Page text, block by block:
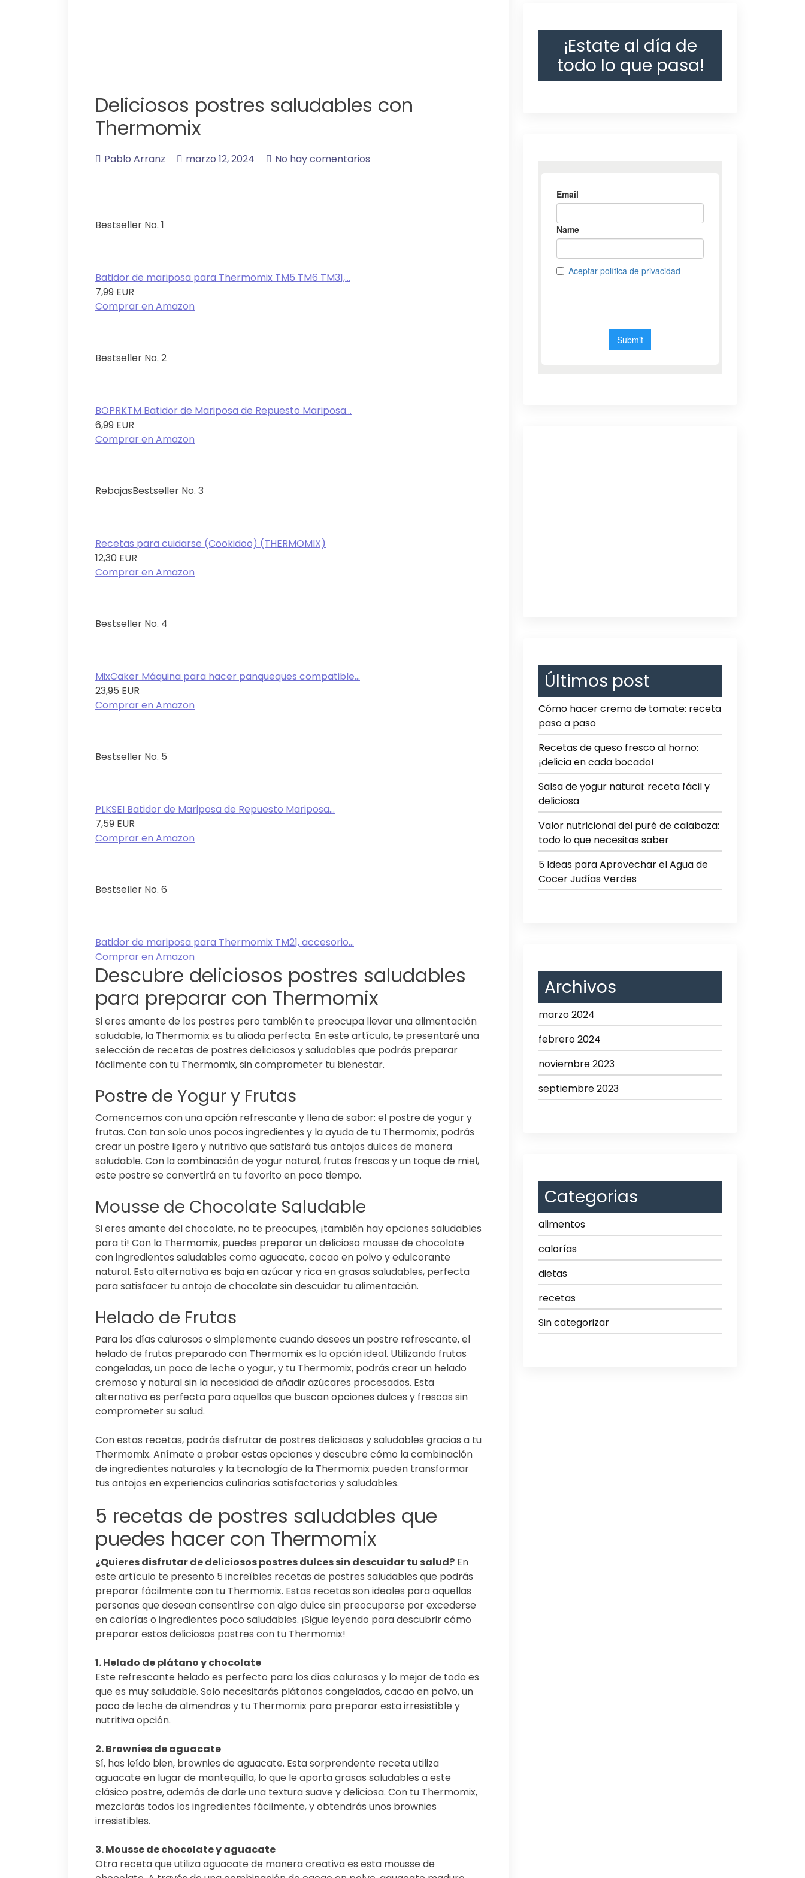
Deliciosos postres saludables con
Thermomix
Pablo Arranz marzo 12, 2024 No hay comentarios
Bestseller No. 1
Batidor de mariposa para Thermomix TM5 TM6 TM31,...
7,99 EUR
Comprar en Amazon
Bestseller No. 2
BOPRKTM Batidor de Mariposa de Repuesto Mariposa...
6,99 EUR
Comprar en Amazon
RebajasBestseller No. 3
Recetas para cuidarse (Cookidoo) (THERMOMIX)
12,30 EUR
Comprar en Amazon
Bestseller No. 4
MixCaker Máquina para hacer panqueques compatible...
23,95 EUR
Comprar en Amazon
Bestseller No. 5
PLKSEI Batidor de Mariposa de Repuesto Mariposa...
7,59 EUR
Comprar en Amazon
Bestseller No. 6
Batidor de mariposa para Thermomix TM21, accesorio...
Comprar en Amazon
Descubre deliciosos postres saludables
para preparar con Thermomix
Si eres amante de los postres pero también te preocupa llevar una alimentación
saludable, la Thermomix es tu aliada perfecta. En este artículo, te presentaré una
selección de recetas de postres deliciosos y saludables que podrás preparar
fácilmente con tu Thermomix, sin comprometer tu bienestar.
Postre de Yogur y Frutas
Comencemos con una opción refrescante y llena de sabor: el postre de yogur y
frutas. Con tan solo unos pocos ingredientes y la ayuda de tu Thermomix, podrás
crear un postre ligero y nutritivo que satisfará tus antojos dulces de manera
saludable. Con la combinación de yogur natural, frutas frescas y un toque de miel,
este postre se convertirá en tu favorito en poco tiempo.
Mousse de Chocolate Saludable
Si eres amante del chocolate, no te preocupes, ¡también hay opciones saludables
para ti! Con la Thermomix, puedes preparar un delicioso mousse de chocolate
con ingredientes saludables como aguacate, cacao en polvo y edulcorante
natural. Esta alternativa es baja en azúcar y rica en grasas saludables, perfecta
para satisfacer tu antojo de chocolate sin descuidar tu alimentación.
Helado de Frutas
Para los días calurosos o simplemente cuando desees un postre refrescante, el
helado de frutas preparado con Thermomix es la opción ideal. Utilizando frutas
congeladas, un poco de leche o yogur, y tu Thermomix, podrás crear un helado
cremoso y natural sin la necesidad de añadir azúcares procesados. Esta
alternativa es perfecta para aquellos que buscan opciones dulces y frescas sin
comprometer su salud.
Con estas recetas, podrás disfrutar de postres deliciosos y saludables gracias a tu
Thermomix. Anímate a probar estas opciones y descubre cómo la combinación
de ingredientes naturales y la tecnología de la Thermomix pueden transformar
tus antojos en experiencias culinarias satisfactorias y saludables.
5 recetas de postres saludables que
puedes hacer con Thermomix
¿Quieres disfrutar de deliciosos postres dulces sin descuidar tu salud? En
este artículo te presento 5 increíbles recetas de postres saludables que podrás
preparar fácilmente con tu Thermomix. Estas recetas son ideales para aquellas
personas que desean consentirse con algo dulce sin preocuparse por excederse
en calorías o ingredientes poco saludables. ¡Sigue leyendo para descubrir cómo
preparar estos deliciosos postres con tu Thermomix!
1. Helado de plátano y chocolate
Este refrescante helado es perfecto para los días calurosos y lo mejor de todo es
que es muy saludable. Solo necesitarás plátanos congelados, cacao en polvo, un
poco de leche de almendras y tu Thermomix para preparar esta irresistible y
nutritiva opción.
2. Brownies de aguacate
Sí, has leído bien, brownies de aguacate. Esta sorprendente receta utiliza
aguacate en lugar de mantequilla, lo que le aporta grasas saludables a este
clásico postre, además de darle una textura suave y deliciosa. Con tu Thermomix,
mezclarás todos los ingredientes fácilmente, y obtendrás unos brownies
irresistibles.
3. Mousse de chocolate y aguacate
Otra receta que utiliza aguacate de manera creativa es esta mousse de
¡Estate al día de
todo lo que pasa!
Últimos post
Cómo hacer crema de tomate: receta
paso a paso
Recetas de queso fresco al horno:
¡delicia en cada bocado!
Salsa de yogur natural: receta fácil y
deliciosa
Valor nutricional del puré de calabaza:
todo lo que necesitas saber
5 Ideas para Aprovechar el Agua de
Cocer Judías Verdes
Archivos
marzo 2024
febrero 2024
noviembre 2023
septiembre 2023
Categorias
alimentos
calorías
dietas
recetas
Sin categorizar